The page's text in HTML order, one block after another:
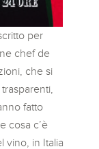
scritto per
chef de
che si
fatto
cosa c’è
vino, in Italia